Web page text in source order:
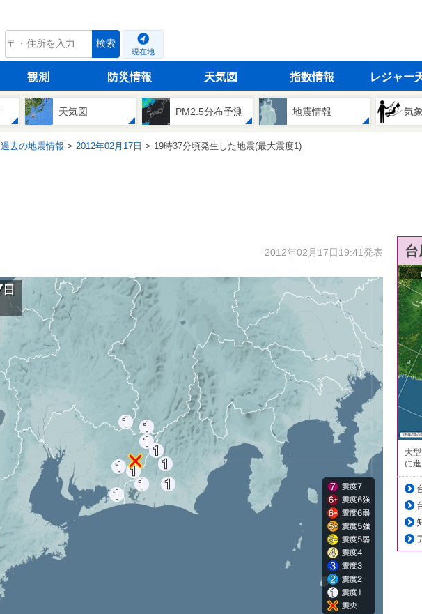
tenki.jp 検索
現在地
観測 防災情報 天気図 指数情報 レジャー
天気図 PM2.5分布予測 地震情報 気
過去の地震情報 2012年02月17日 19時37分頃発生した地震(最大震度1)
2012年02月17日19:41発表
大
に